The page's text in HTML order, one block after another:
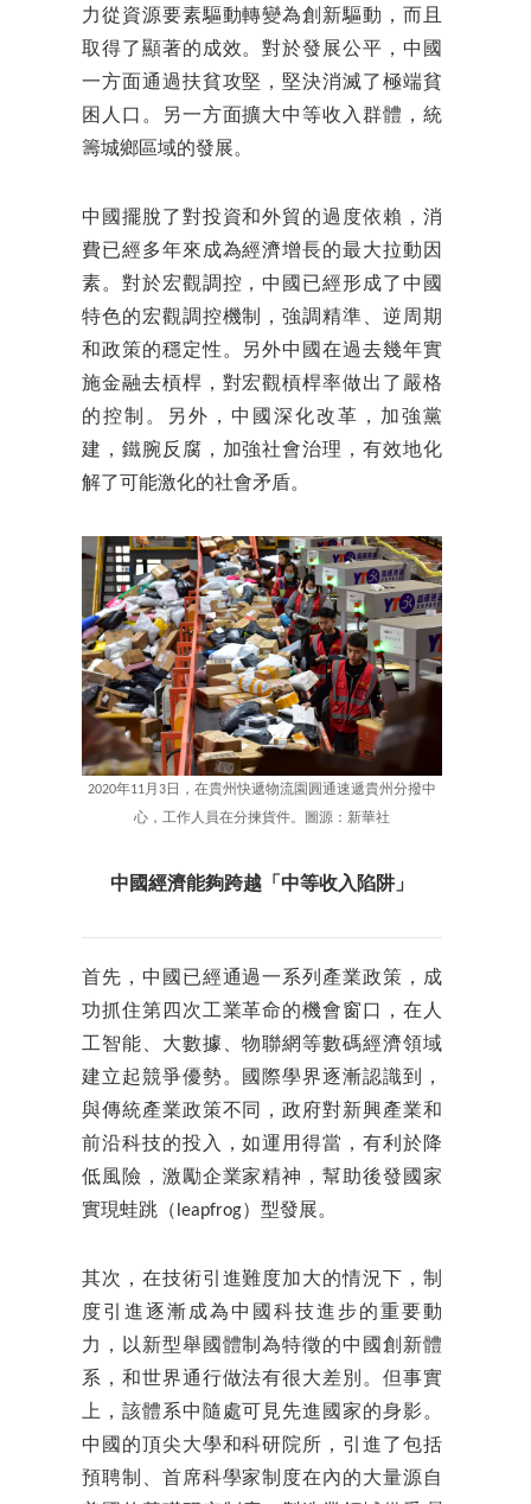
力從資源要素驅動轉變為創新驅動，而且
取得了顯著的成效。對於發展公平，中國
一方面通過扶貧攻堅，堅決消滅了極端貧
困人口。另一方面擴大中等收入群體，統
籌城鄉區域的發展。
中國擺脫了對投資和外貿的過度依賴，消
費已經多年來成為經濟增長的最大拉動因
素。對於宏觀調控，中國已經形成了中國
特色的宏觀調控機制，強調精準、逆周期
和政策的穩定性。另外中國在過去幾年實
施金融去槓桿，對宏觀槓桿率做出了嚴格
的控制。另外，中國深化改革，加強黨
建，鐵腕反腐，加強社會治理，有效地化
解了可能激化的社會矛盾。
2020年11月3日，在貴州快遞物流園圓通速遞貴州分撥中
心，工作人員在分揀貨件。圖源：新華社
中國經濟能夠跨越「中等收入陷阱」
首先，中國已經通過一系列產業政策，成
功抓住第四次工業革命的機會窗口，在人
工智能、大數據、物聯網等數碼經濟領域
建立起競爭優勢。國際學界逐漸認識到，
與傳統產業政策不同，政府對新興產業和
前沿科技的投入，如運用得當，有利於降
低風險，激勵企業家精神，幫助後發國家
實現蛙跳（leapfrog）型發展。
其次，在技術引進難度加大的情況下，制
度引進逐漸成為中國科技進步的重要動
力，以新型舉國體制為特徵的中國創新體
系，和世界通行做法有很大差別。但事實
上，該體系中隨處可見先進國家的身影。
中國的頂尖大學和科研院所，引進了包括
預聘制、首席科學家制度在內的大量源自